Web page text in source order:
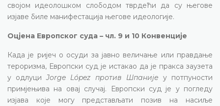
својом идеолошком слободом тврдећи да су његове
изјаве биле манифестација његове идеологије.
Оцјена Европског суда – чл. 9 и 10 Конвенције
Када је ријеч о осуди за јавно величање или правдање
тероризма, Европски суд је истакао да је пракса заузета
у одлуциJorge López против Шпаније у потпуности
примјењива на овај случај. Европски суд је у погледу
изјава које могу представљати позив на насиље